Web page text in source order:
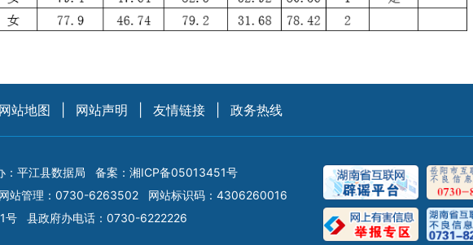
网站地图 网站声明 友情链接 政务热线
：平江县数据局 备案： 湘ICP备05013451号
网站管理：0730-6263502
网站标识码：4306260016
号
县政府办电话：0730-6222226